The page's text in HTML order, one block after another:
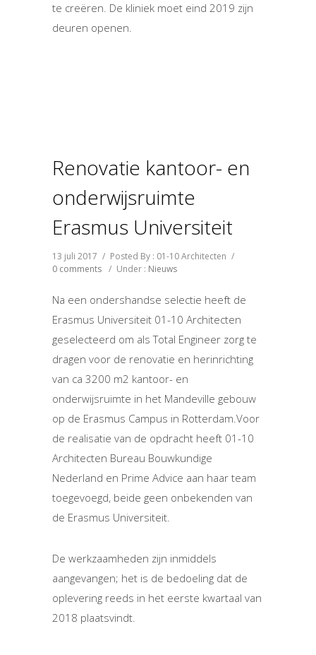
te creëren. De kliniek moet eind 2019 zijn
deuren openen.
Renovatie kantoor- en
onderwijsruimte
Erasmus Universiteit
13 juli 2017 / Posted By : 01-10 Architecten /
0 comments / Under : Nieuws
Na een ondershandse selectie heeft de
Erasmus Universiteit 01-10 Architecten
geselecteerd om als Total Engineer zorg te
dragen voor de renovatie en herinrichting
van ca 3200 m2 kantoor- en
onderwijsruimte in het Mandeville gebouw
op de Erasmus Campus in Rotterdam.Voor
de realisatie van de opdracht heeft 01-10
Architecten Bureau Bouwkundige
Nederland en Prime Advice aan haar team
toegevoegd, beide geen onbekenden van
de Erasmus Universiteit.
De werkzaamheden zijn inmiddels
aangevangen; het is de bedoeling dat de
oplevering reeds in het eerste kwartaal van
2018 plaatsvindt.